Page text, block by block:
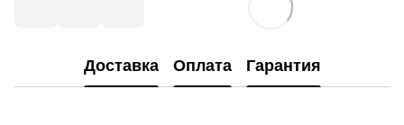
Доставка Оплата Гарантия